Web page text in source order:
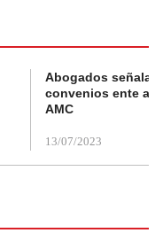
Abogados
convenios ente
AMC
13/07/2023